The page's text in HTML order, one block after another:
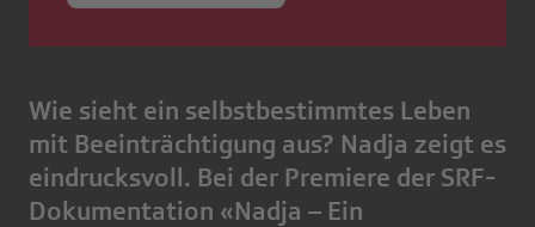
Wie sieht ein selbstbestimmtes Leben
mit Beeinträchtigung aus? Nadja zeigt es
eindrucksvoll. Bei der Premiere der SRF-
Dokumentation «Nadja – Ein